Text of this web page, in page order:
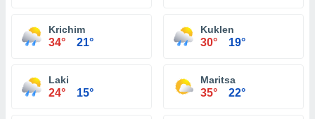
Krichim
34° 21°
Kuklen
30° 19°
Laki
24° 15°
Maritsa
35° 22°